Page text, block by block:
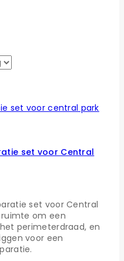
set voor Central
set voor Central
ruimte om een
perimeterdraad, en
voor een